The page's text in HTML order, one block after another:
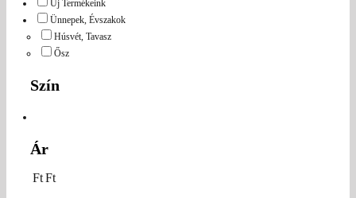
Új Termékeink
Ünnepek, Évszakok
Húsvét, Tavasz
Ősz
Szín
Ár
FtFt